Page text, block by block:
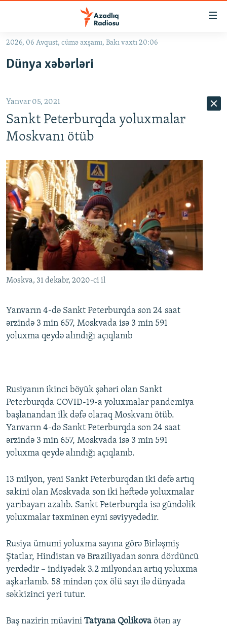
Əsas
qayıt
qayıt
Axtarışa
keç
#İZAHLA
ARAŞDIRMA
MULTIMEDIA
VIDEO
FOTOQALEREYA
İNFOQRAFIKA
KARIKATURA
RADIO ARXIV
OXU ZALI
AZƏRBAYCAN ƏDƏBIYYATI KITABXANASI
İSLAM VƏ DEMOKRATIYA
HAQQIMIZDA
MISSIYAMIZ
PEŞƏ ETIKASI VƏ JURNALISTIKA STANDARTLARIMIZ
BIZIMLƏ ƏLAQƏ
XƏBƏR BÜLLETENLƏRIMIZ
2026, 06 Avqust, cümə axşamı, Bakı vaxtı 20:06
Dünya xəbərləri
Yanvar 05, 2021
Sankt Peterburqda yoluxmalar
Moskvanı ötüb
Moskva, 31 dekabr, 2020-ci il
Yanvarın 4-də Sankt Peterburqda son 24 saat
ərzində 3 min 657, Moskvada isə 3 min 591
yoluxma qeydə alındığı açıqlanıb
Rusiyanın ikinci böyük şəhəri olan Sankt
Peterburqda COVID-19-a yoluxmalar pandemiya
başlanandan ilk dəfə olaraq Moskvanı ötüb.
Yanvarın 4-də Sankt Peterburqda son 24 saat
ərzində 3 min 657, Moskvada isə 3 min 591
yoluxma qeydə alındığı açıqlanıb.
13 milyon, yəni Sankt Peterburqdan iki dəfə artıq
sakini olan Moskvada son iki həftədə yoluxmalar
yarıbayarı azalıb. Sankt Peterburqda isə gündəlik
yoluxmalar təxminən eyni səviyyədədir.
Rusiya ümumi yoluxma sayına görə Birləşmiş
Ştatlar, Hindistan və Braziliyadan sonra dördüncü
yerdədir – indiyədək 3.2 milyondan artıq yoluxma
aşkarlanıb. 58 mindən çox ölü sayı ilə dünyada
səkkizinci yeri tutur.
Baş nazirin müavini Tatyana Qolikova ötən ay